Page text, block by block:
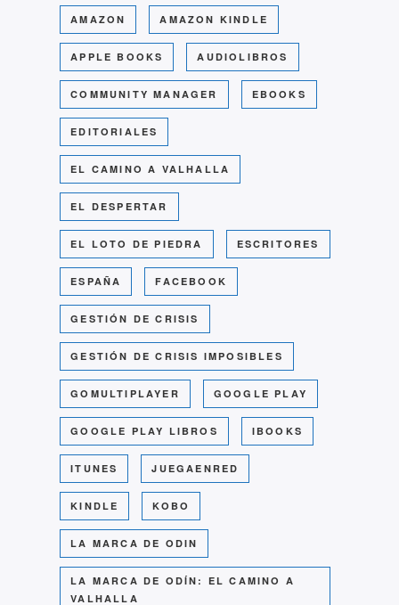
AMAZON AMAZON KINDLE
APPLE BOOKS AUDIOLIBROS
COMMUNITY MANAGER EBOOKS
EDITORIALES
EL CAMINO A VALHALLA
EL DESPERTAR
EL LOTO DE PIEDRA ESCRITORES
ESPAÑA FACEBOOK
GESTIÓN DE CRISIS
GESTIÓN DE CRISIS IMPOSIBLES
GOMULTIPLAYER GOOGLE PLAY
GOOGLE PLAY LIBROS IBOOKS
ITUNES JUEGAENRED
KINDLE KOBO
LA MARCA DE ODIN
LA MARCA DE ODÍN: EL CAMINO A
VALHALLA